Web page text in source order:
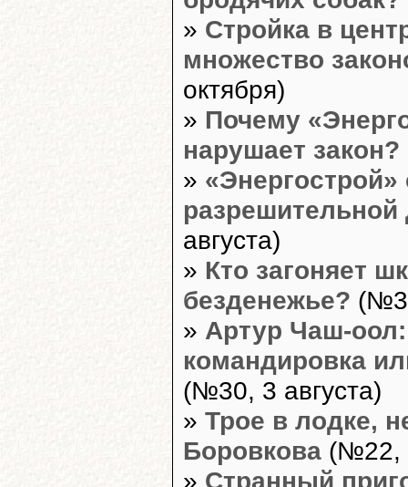
» Стройка в
множество
октября)
» Почему
нарушает закон?
»
разрешительной
августа)
» Кто загоняет
безденежье?
» Артур Чаш-
командировка
(№30, 3 августа)
» Трое в лодке,
Боровкова (№22,
» Странный